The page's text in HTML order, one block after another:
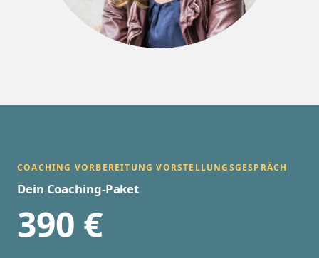
COACHING VORBEREITUNG VORSTELLUNGSGESPRÄCH
Dein Coaching-Paket
390 €